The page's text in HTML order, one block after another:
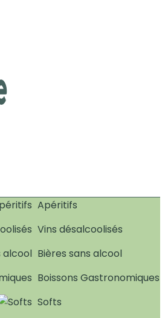
Apéritifs
Vins désalcoolisés
Bières sans alcool
Boissons Gastronomiques
Softs